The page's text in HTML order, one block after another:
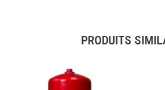
PRODUITS